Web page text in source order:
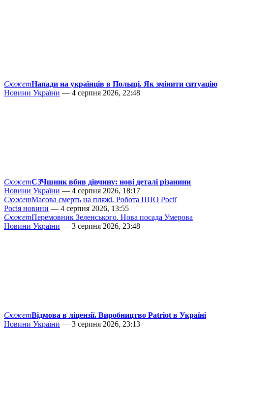
СюжетНапади на українців в Польщі. Як змінити ситуацію
Новини України — 4 серпня 2026, 22:48
СюжетСЗЧшник вбив дівчину: нові деталі різанини
Новини України — 4 серпня 2026, 18:17
СюжетМасова смерть на пляжі. Робота ППО Росії
Росія новини — 4 серпня 2026, 13:55
СюжетПеремовник Зеленського. Нова посада Умерова
Новини України — 3 серпня 2026, 23:48
СюжетВідмова в ліцензії. Виробництво Patriot в Україні
Новини України — 3 серпня 2026, 23:13